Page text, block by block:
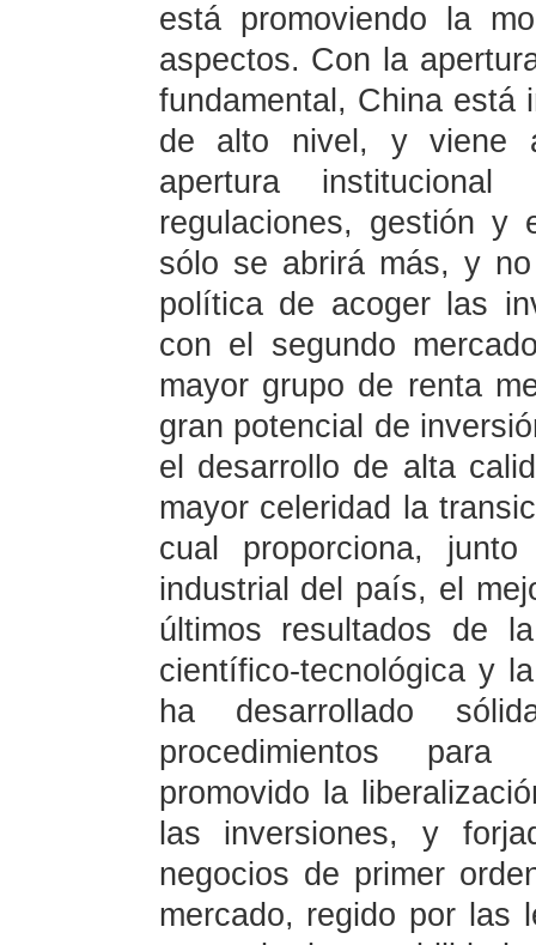
está promoviendo la
aspectos. Con la
fundamental, China está
de alto nivel, y viene
apertura
regulaciones, gestión y
sólo se abrirá más, y
política de acoger las
con el segundo
mayor grupo de renta
gran potencial de
el desarrollo de alta
mayor celeridad la
cual proporciona,
industrial del país, el
últimos resultados de
científico-tecnológica y
ha desarrollado
procedimientos para
promovido la
las inversiones, y
negocios de primer
mercado, regido por las